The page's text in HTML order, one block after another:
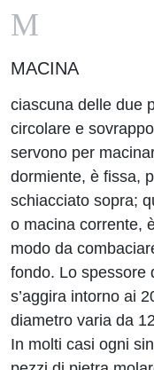
M
MACINA
ciascuna delle due
circolare e
servono per
dormiente, è fissa,
schiacciato sopra;
o macina corrente,
modo da
fondo. Lo spessore
s’aggira intorno ai
diametro varia da
In molti casi ogni